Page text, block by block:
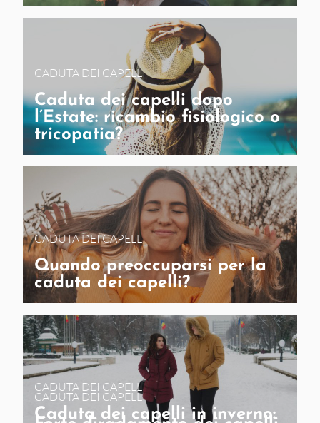
CADUTA DEI CAPELLI
Caduta dei capelli dopo
l’Estate: ricambio fisiologico o
tricopatia?
CADUTA DEI CAPELLI
Quando preoccuparsi per la
caduta dei capelli?
CADUTA DEI CAPELLI
Caduta dei capelli in inverno:
CADUTA DEI CAPELLI